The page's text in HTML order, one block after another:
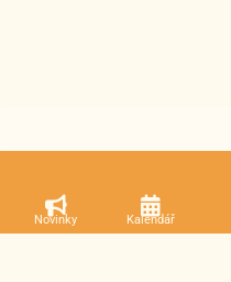
Novinky Kalendář